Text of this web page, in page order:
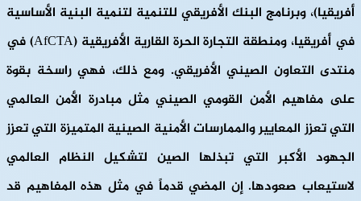
أفريقيا)، وبرنامج البنك الأفريقي للتنمية لتنمية البنية الأساسية
في أفريقيا، ومنطقة التجارة الحرة القارية الأفريقية (AfCTA) في
منتدى التعاون الصيني الأفريقي. ومع ذلك، فهي راسخة بقوة
على مفاهيم الأمن القومي الصيني مثل مبادرة الأمن العالمي
التي تعزز المعايير والممارسات الأمنية الصينية المتميزة التي تعزز
الجهود الأكبر التي تبذلها الصين لتشكيل النظام العالمي
لاستيعاب صعودها. إن المضي قدماً في مثل هذه المفاهيم قد